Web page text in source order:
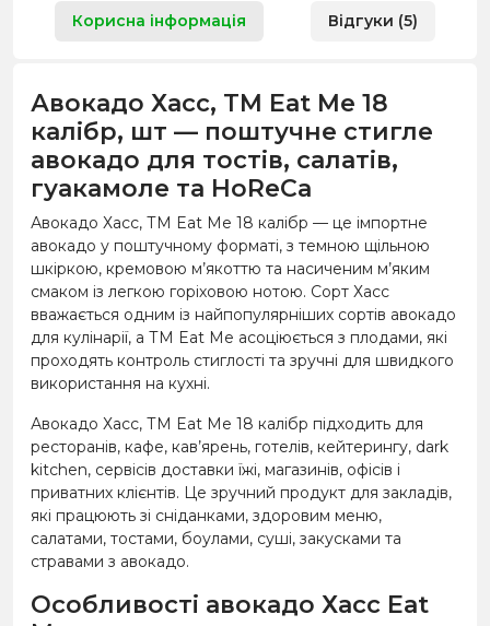
Корисна інформація Відгуки (5)
Авокадо Хасс, ТМ Eat Me 18
калібр, шт — поштучне стигле
авокадо для тостів, салатів,
гуакамоле та HoReCa
Авокадо Хасс, ТМ Eat Me 18 калібр — це імпортне
авокадо у поштучному форматі, з темною щільною
шкіркою, кремовою м’якоттю та насиченим м’яким
смаком із легкою горіховою нотою. Сорт Хасс
вважається одним із найпопулярніших сортів авокадо
для кулінарії, а ТМ Eat Me асоціюється з плодами, які
проходять контроль стиглості та зручні для швидкого
використання на кухні.
Авокадо Хасс, ТМ Eat Me 18 калібр підходить для
ресторанів, кафе, кав’ярень, готелів, кейтерингу, dark
kitchen, сервісів доставки їжі, магазинів, офісів і
приватних клієнтів. Це зручний продукт для закладів,
які працюють зі сніданками, здоровим меню,
салатами, тостами, боулами, суші, закусками та
стравами з авокадо.
Особливості авокадо Хасс Eat